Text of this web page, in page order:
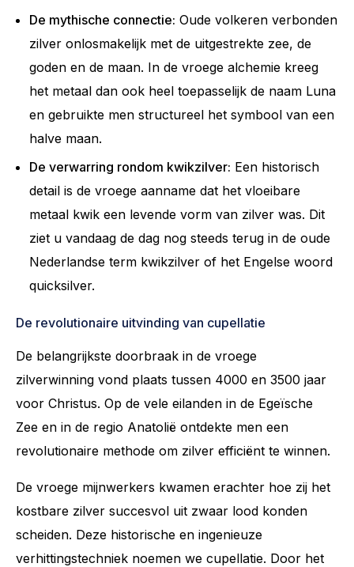
De mythische connectie: Oude volkeren verbonden
zilver onlosmakelijk met de uitgestrekte zee, de
goden en de maan. In de vroege alchemie kreeg
het metaal dan ook heel toepasselijk de naam Luna
en gebruikte men structureel het symbool van een
halve maan.
De verwarring rondom kwikzilver: Een historisch
detail is de vroege aanname dat het vloeibare
metaal kwik een levende vorm van zilver was. Dit
ziet u vandaag de dag nog steeds terug in de oude
Nederlandse term kwikzilver of het Engelse woord
quicksilver.
De revolutionaire uitvinding van cupellatie
De belangrijkste doorbraak in de vroege
zilverwinning vond plaats tussen 4000 en 3500 jaar
voor Christus. Op de vele eilanden in de Egeïsche
Zee en in de regio Anatolië ontdekte men een
revolutionaire methode om zilver efficiënt te winnen.
De vroege mijnwerkers kwamen erachter hoe zij het
kostbare zilver succesvol uit zwaar lood konden
scheiden. Deze historische en ingenieuze
verhittingstechniek noemen we cupellatie. Door het